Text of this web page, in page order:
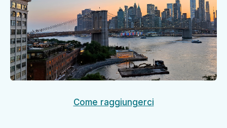
Come raggiungerci